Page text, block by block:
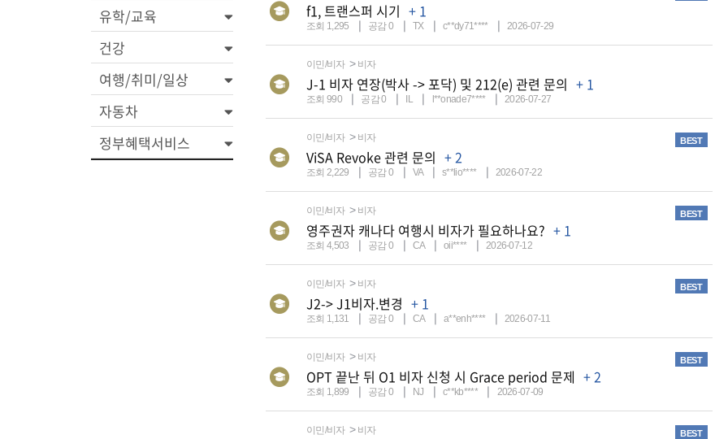
유학/교육
건강
여행/취미/일상
자동차
정부혜택서비스
f1, 트랜스퍼 시기 + 1
조회 1,295 공감0 TX c**dy71**** 2026-07-29
이민/비자 비자
J-1 비자 연장(박사 -> 포닥) 및 212(e) 관련 문의 + 1
조회 990 공감0 IL l**onade7**** 2026-07-27
이민/비자 비자 BEST
ViSA Revoke 관련 문의 + 2
조회 2,229 공감0 VA s**lio**** 2026-07-22
이민/비자 비자 BEST
영주권자 캐나다 여행시 비자가 필요하나요? + 1
조회 4,503 공감0 CA oii**** 2026-07-12
이민/비자 비자 BEST
J2-> J1비자.변경 + 1
조회 1,131 공감0 CA a**enh**** 2026-07-11
이민/비자 비자 BEST
OPT 끝난 뒤 O1 비자 신청 시 Grace period 문제 + 2
조회 1,899 공감0 NJ c**kb**** 2026-07-09
이민/비자 비자 BEST